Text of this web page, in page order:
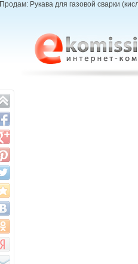
Продам: Рукава для газовой сварки